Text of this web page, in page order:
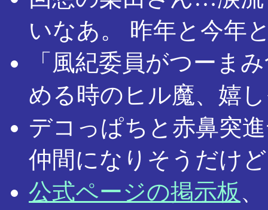
いなあ。 昨年と今年
「風紀委員がつーま
める時のヒル魔、嬉
デコっぱちと赤鼻突
仲間になりそうだけ
公式ページの掲示板